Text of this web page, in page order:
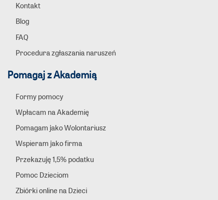
Kontakt
Blog
FAQ
Procedura zgłaszania naruszeń
Pomagaj z Akademią
Formy pomocy
Wpłacam na Akademię
Pomagam jako Wolontariusz
Wspieram jako firma
Przekazuję 1,5% podatku
Pomoc Dzieciom
Zbiórki online na Dzieci